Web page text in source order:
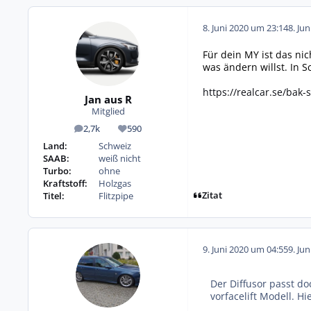
Jan aus R
Mitglied
2,7k
Beiträge 590
Reputation
Land:
Schweiz
SAAB:
weiß nicht
Turbo:
ohne
Kraftstoff:
Holzgas
Titel:
Flitzpipe
8. Juni 2020 um 23:148.
Für dein MY ist das
was ändern willst. In
https://realcar.se/bak-
Zitat
9. Juni 2020 um 04:559.
Der Diffusor passt
vorfacelift Modell.